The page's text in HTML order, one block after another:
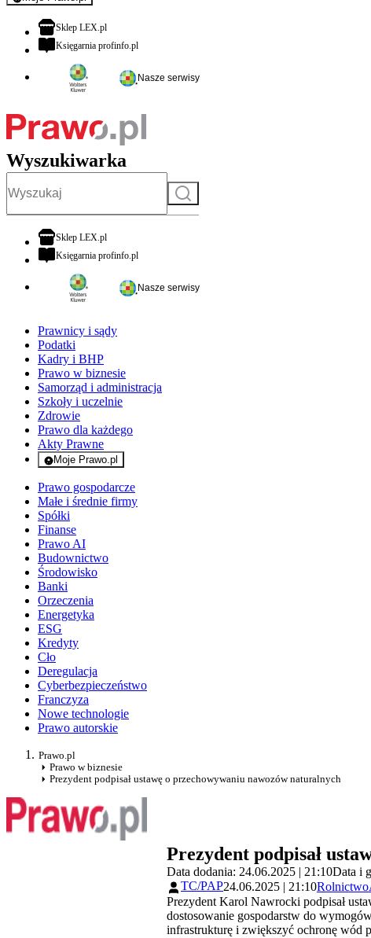
- rejestracja i logowanie do serwisu
Sklep LEX.plotwiera się w nowej karcie
Księgarnia profinfo.plotwiera się w nowej karcie
Nasze serwisy
Wyszukiwarka
Szukaj
Sklep LEX.plotwiera się w nowej karcie
Księgarnia profinfo.plotwiera się w nowej karcie
Nasze serwisy
Prawnicy i sądy
Podatki
Kadry i BHP
Prawo w biznesie
Samorząd i administracja
Szkoły i uczelnie
Zdrowie
Prawo dla każdego
Akty Prawne
Moje Prawo.pl
- rejestracja i logowanie do serwisu
Prawo gospodarcze
Małe i średnie firmy
Spółki
Finanse
Prawo AI
Budownictwo
Środowisko
Banki
Orzeczenia
Energetyka
ESG
Kredyty
Cło
Deregulacja
Cyberbezpieczeństwo
Franczyza
Nowe technologie
Prawo autorskie
Prawo.pl
Prawo w biznesie
Prezydent podpisał ustawę o przechowywaniu nawozów naturalnych
Prezydent podpisał
Data dodania: 24.06.2025 | 21:10Data i
TC/PAP24.06.2025 | 21:10Rolnictwo
Prezydent Karol Nawrocki podpisał
dostosowanie gospodarstw do
infrastrukturę i zwiększyć ochronę wód